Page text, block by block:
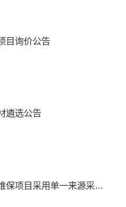
目询价公告
遴选公告
关于心电信息系统维保项目采用单一来源采购公示